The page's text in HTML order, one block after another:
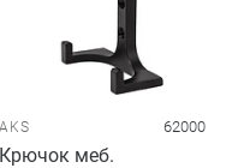
AKS 62000
Крючок меб.